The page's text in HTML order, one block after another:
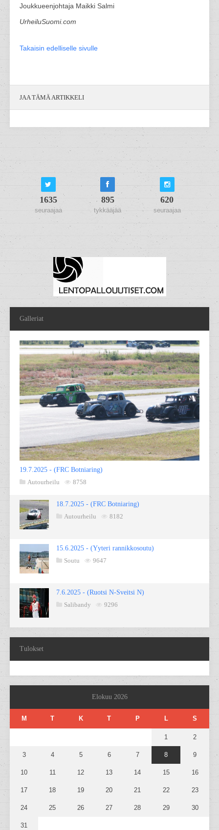
Joukkueenjohtaja Maikki Salmi
UrheiluSuomi.com
Takaisin edelliselle sivulle
JAA TÄMÄ ARTIKKELI
1635
seuraajaa
895
tykkääjää
620
seuraajaa
Galleriat
19.7.2025 - (FRC Botniaring)
Autourheilu
8758
18.7.2025 - (FRC Botniaring)
Autourheilu
8182
15.6.2025 - (Yyteri rannikkosoutu)
Soutu
9647
7.6.2025 - (Ruotsi N-Sveitsi N)
Salibandy
9296
Tulokset
Elokuu 2026
M T K T P L S
1 2
3 4 5 6 7 8 9
10 11 12 13 14 15 16
17 18 19 20 21 22 23
24 25 26 27 28 29 30
31